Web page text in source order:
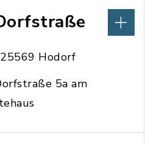
Hodorf
5a am